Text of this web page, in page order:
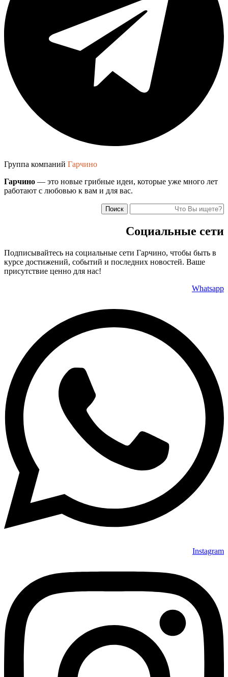
Группа компаний Гарчино
Гарчино — это новые грибные идеи, которые уже много лет
работают с любовью к вам и для вас.
Поиск
Социальные сети
Подписывайтесь на социальные сети Гарчино, чтобы быть в
курсе достижений, событий и последних новостей. Ваше
присутствие ценно для нас!
Whatsapp
Instagram